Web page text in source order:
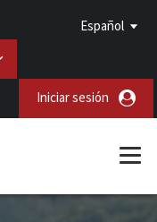
Español
Iniciar sesión